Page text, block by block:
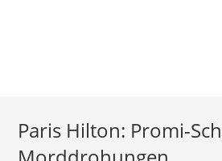
Paris Hilton: Promi-